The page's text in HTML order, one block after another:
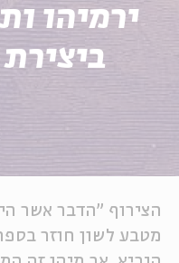
ירמיהו
הצירוף "הדבר אשר
מטבע לשון חוזר